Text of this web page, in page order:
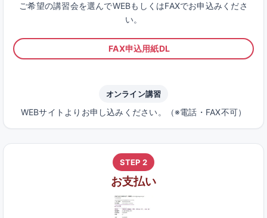
ご希望の講習会を選んでWEBもしくはFAXでお申込みくださ
い。
FAX申込用紙DL
オンライン講習
WEBサイトよりお申し込みください。（※電話・FAX不可）
STEP 2
お支払い